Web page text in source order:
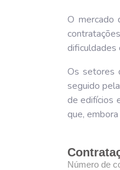
O mercado
dificuldades
Os setores
seguido
de edifícios
que,
Número de